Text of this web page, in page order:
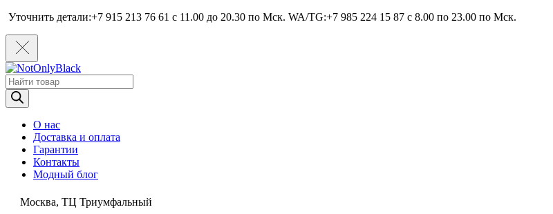
Уточнить детали:+7 915 213 76 61 c 11.00 до 20.30 по Мcк. WA/TG:+7 985 224 15 87 c 8.00 по 23.00 по Мcк.
Поиск
товаров
О нас
Доставка и оплата
Гарантии
Контакты
Модный блог
Москва, ТЦ Триумфальный